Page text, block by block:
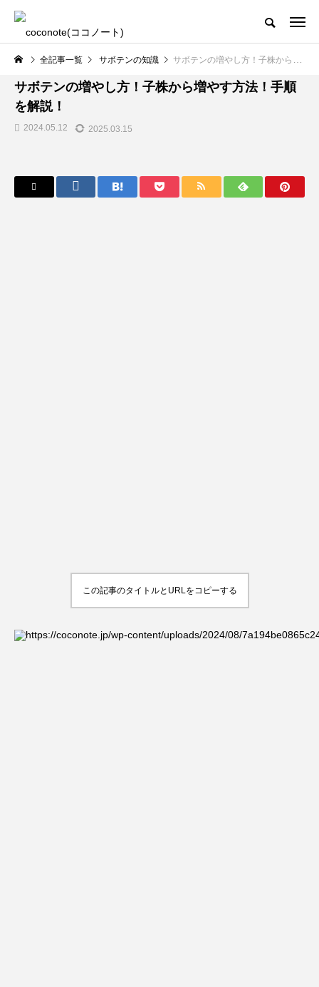
全記事一覧 サボテンの知識 サボテンの増やし方！子株から増やす方法！手順を解説！
サボテンの知識
サボテンの増やし方！子株から増やす方法！手順
を解説！
2024.05.12 2025.03.15
この記事のタイトルとURLをコピーする